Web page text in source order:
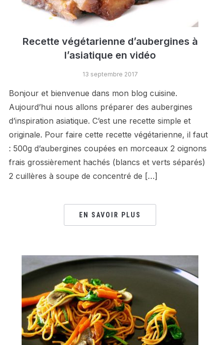
Recette végétarienne d’aubergines à
l’asiatique en vidéo
13 septembre 2017
Bonjour et bienvenue dans mon blog cuisine.
Aujourd’hui nous allons préparer des aubergines
d’inspiration asiatique. C’est une recette simple et
originale. Pour faire cette recette végétarienne, il faut
: 500g d’aubergines coupées en morceaux 2 oignons
frais grossièrement hachés (blancs et verts séparés)
2 cuillères à soupe de concentré de […]
EN SAVOIR PLUS